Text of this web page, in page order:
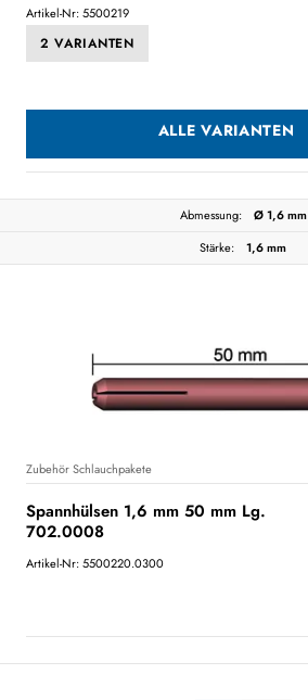
Artikel-Nr: 5500219
2 VARIANTEN
ALLE VARIANTEN
Abmessung:
Ø 1,6 mm
Stärke:
1,6 mm
Zubehör Schlauchpakete
Spannhülsen 1,6 mm 50 mm Lg.
702.0008
Artikel-Nr: 5500220.0300